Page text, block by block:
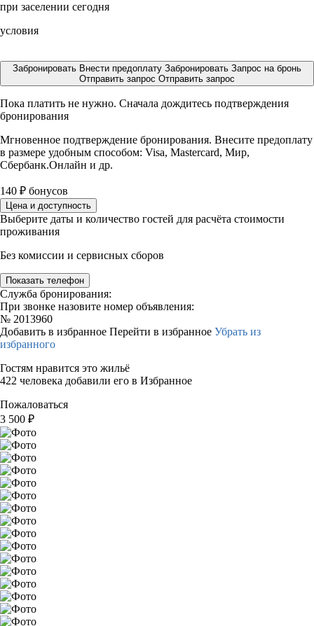
при заселении сегодня
условия
Забронировать Внести предоплату Забронировать Запрос на бронь
Отправить запрос Отправить запрос
Пока платить не нужно. Сначала дождитесь подтверждения
бронирования
Мгновенное подтверждение бронирования. Внесите предоплату
в размере удобным способом: Visa, Mastercard, Мир,
Сбербанк.Онлайн и др.
140 ₽ бонусов
Цена и доступность
Выберите даты и количество гостей для расчёта стоимости
проживания
Без комиссии и сервисных сборов
Показать телефон
Служба бронирования:
При звонке назовите номер объявления:
№ 2013960
Добавить в избранное Перейти в избранное Убрать из
избранного
Гостям нравится это жильё
422 человека добавили его в Избранное
Пожаловаться
3 500 ₽